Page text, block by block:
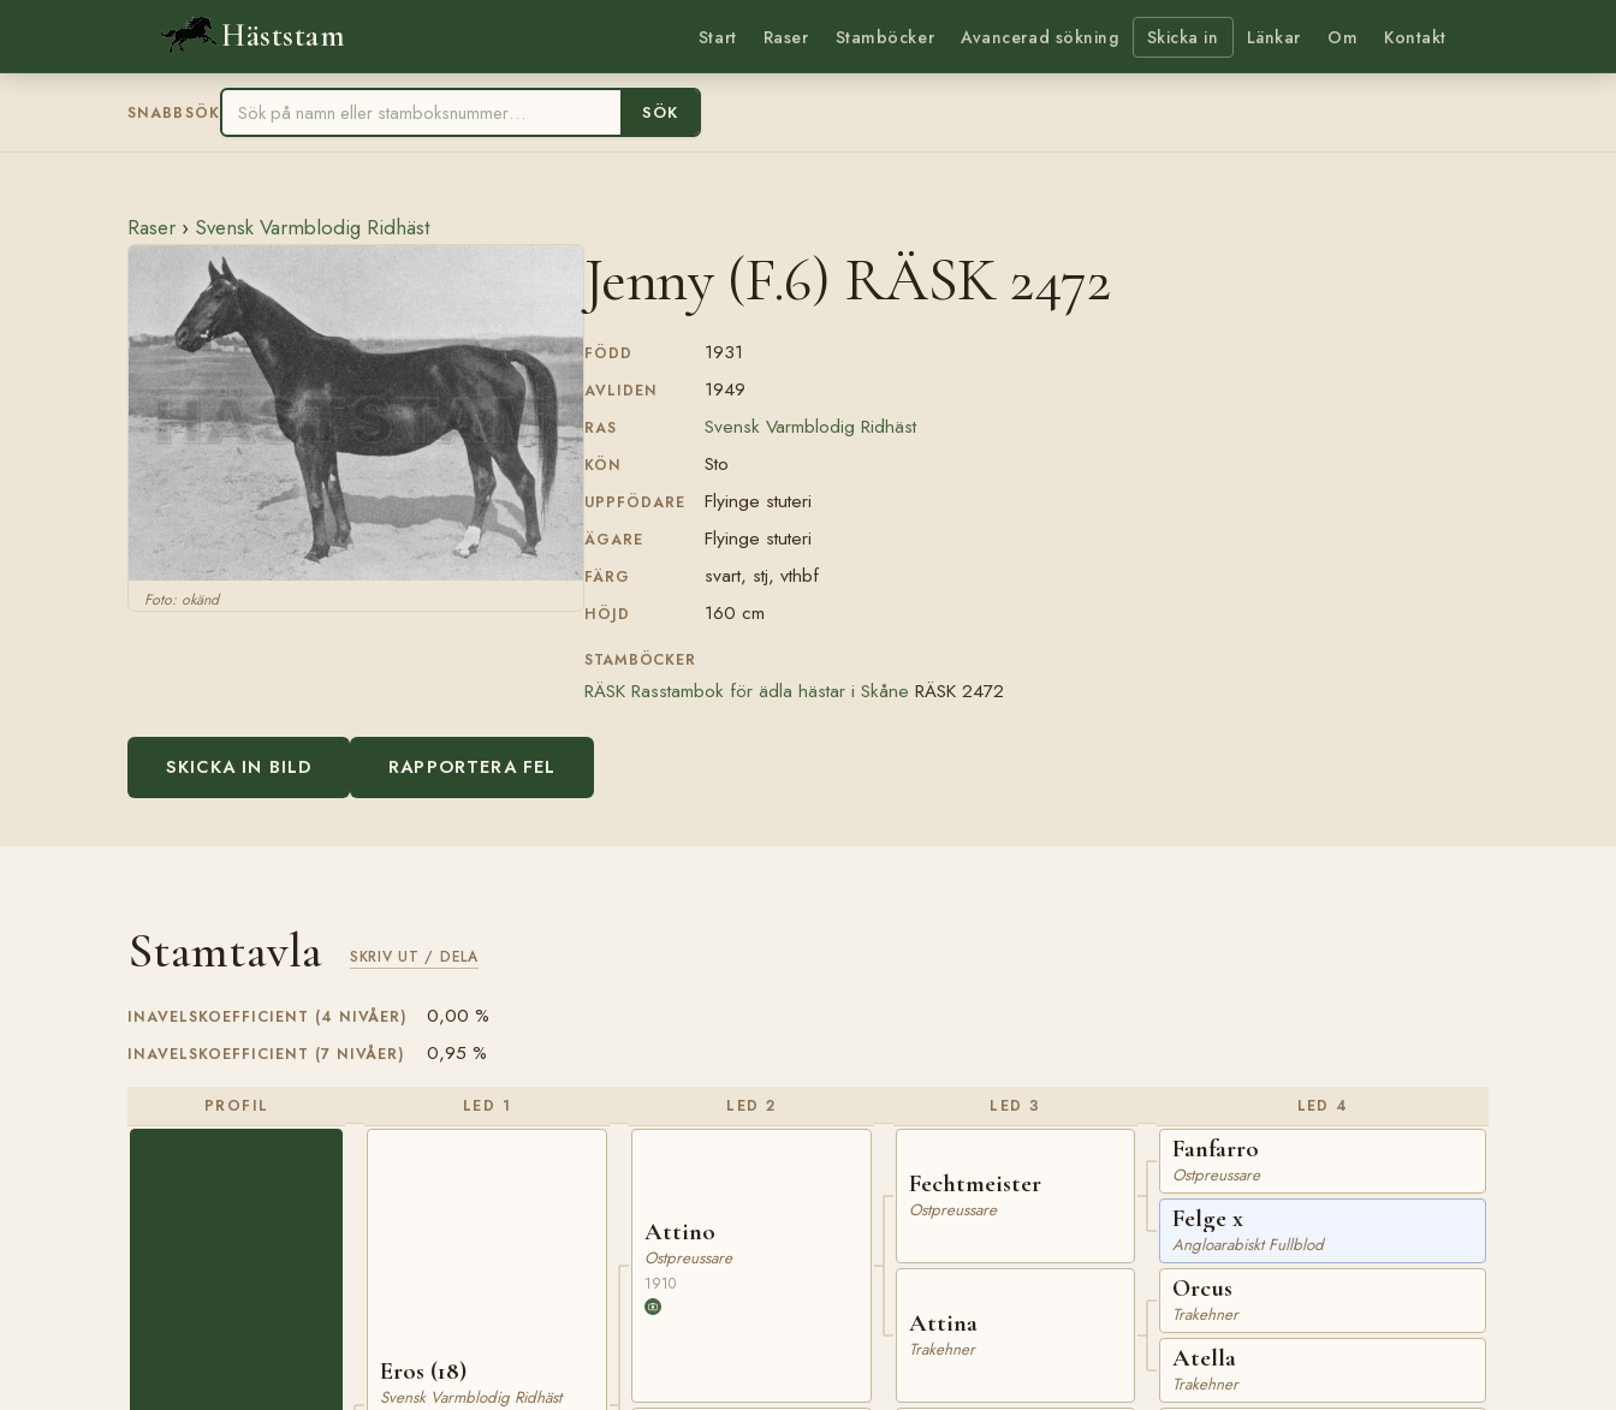
Häststam Start Raser Stamböcker Avancerad sökning Skicka in Länkar Om Kontakt
SNABBSÖK SÖK
Raser › Svensk Varmblodig Ridhäst
Foto: okänd
Jenny (F.6) RÄSK 2472
FÖDD 1931
AVLIDEN 1949
RAS Svensk Varmblodig Ridhäst
KÖN Sto
UPPFÖDARE Flyinge stuteri
ÄGARE Flyinge stuteri
FÄRG svart, stj, vthbf
HÖJD 160 cm
STAMBÖCKER
RÄSK Rasstambok för ädla hästar i Skåne RÄSK 2472
SKICKA IN BILD RAPPORTERA FEL
Stamtavla SKRIV UT / DELA
INAVELSKOEFFICIENT (4 NIVÅER) 0,00 %
INAVELSKOEFFICIENT (7 NIVÅER) 0,95 %
PROFIL LED 1
Eros (18)
Svensk Varmblodig Ridhäst
LED 2
Attino
Ostpreussare
1910
LED 3
Fechtmeister
Ostpreussare
Attina
Trakehner
LED 4
Fanfarro
Ostpreussare
Felge x
Angloarabiskt Fullblod
Orcus
Trakehner
Atella
Trakehner